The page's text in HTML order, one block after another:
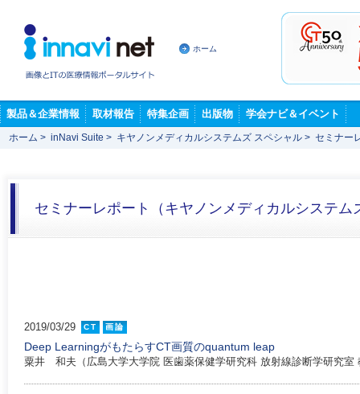
ホーム
製品＆企業情報 取材報告 特集企画 出版物 学会ナビ＆イベント
ホーム > inNavi Suite > キヤノンメディカルシステムズ スペシャル > セミナー
セミナーレポート（キヤノンメディカルシステム
2019/03/29 CT 画論
Deep LearningがもたらすCT画質のquantum leap
粟井 和夫（広島大学大学院 医歯薬保健学研究科 放射線診断学研究室